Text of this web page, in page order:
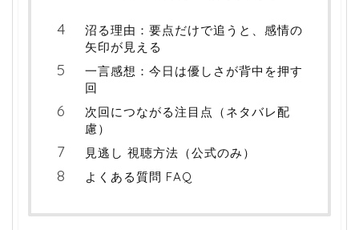
沼る理由：要点だけで追うと、感情の
矢印が見える
一言感想：今日は優しさが背中を押す
回
次回につながる注目点（ネタバレ配
慮）
見逃し 視聴方法（公式のみ）
よくある質問 FAQ